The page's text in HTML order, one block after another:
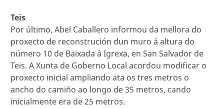
Teis
Por último, Abel Caballero informou da mellora do
proxecto de reconstrución dun muro á altura do
número 10 de Baixada á Igrexa, en San Salvador de
Teis. A Xunta de Goberno Local acordou modificar o
proxecto inicial ampliando ata os tres metros o
ancho do camiño ao longo de 35 metros, cando
inicialmente era de 25 metros.